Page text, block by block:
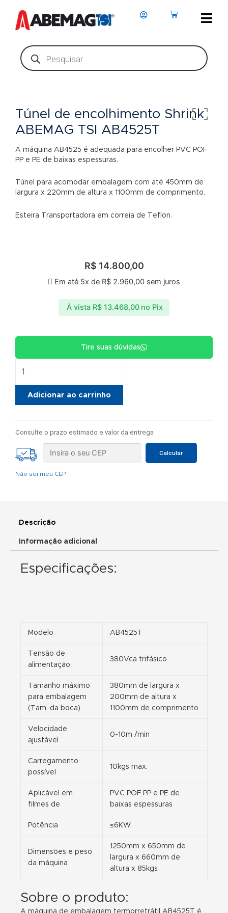
Pesquisar
produtos
Túnel de encolhimento Shrink
ABEMAG TSI AB4525T
A máquina AB4525 é adequada para encolher PVC POF
PP e PE de baixas espessuras.
Túnel para acomodar embalagem com até 450mm de
largura x 220mm de altura x 1100mm de comprimento.
Esteira Transportadora em correia de Teflon.
R$ 14.800,00
Em até 5x de R$2.960,00sem juros
À vista R$13.468,00 no Pix
Tire suas dúvidas
de
AB4525T
quantidade
Adicionar ao carrinho
Consulte o prazo estimado e valor da entrega
Não sei meu CEP
Descrição
Informação adicional
Especificações:
Modelo AB4525T
Tensão de
alimentação
380Vca trifásico
Tamanho máximo
para embalagem
(Tam. da boca)
380mm de largura x
200mm de altura x
1100mm de comprimento
Velocidade
ajustável
0-10m /min
Carregamento
possível
10kgs max.
Aplicável em
filmes de
PVC POF PP e PE de
baixas espessuras
Potência ≤6KW
Dimensões e peso
da máquina
1250mm x 650mm de
largura x 660mm de
altura x 85kgs
Sobre o produto:
A máquina de embalagem termorretrátil AB4525T é